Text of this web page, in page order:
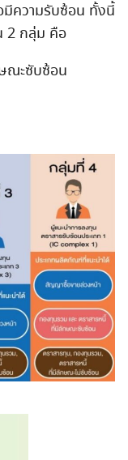
ความรับซ้อน ทั้งนี้
2 กลุ่ม คือ
ณะซับซ้อน